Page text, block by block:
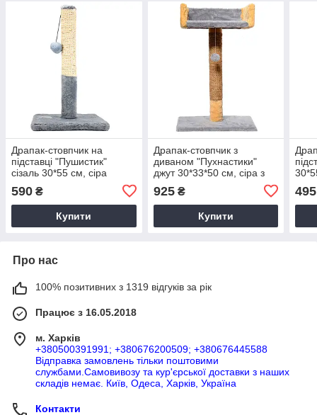
Драпак-стовпчик на
підставці "Пушистик"
сізаль 30*55 см, сіра
590 ₴
Купити
Драпак-стовпчик з
диваном "Пухнастики"
джут 30*33*50 см, сіра з
925₴
Купити
495
Про нас
100% позитивних з 1319 відгуків за рік
Працює з 16.05.2018
м. Харків
+380500391991; +380676200509; +380676445588
Відправка замовлень тільки поштовими
службами.Самовивозу та кур'єрської доставки з наших
складів немає. Київ, Одеса, Харків, Україна
Контакти